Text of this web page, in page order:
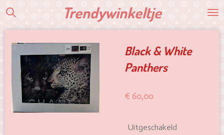
Ga
de
hoofdinhoud
Trendywinkeltje
Black & White
Panthers
€ 60,00
Uitgeschakeld